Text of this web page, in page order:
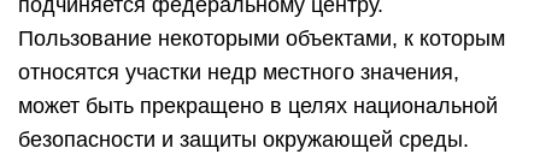
подчиняется федеральному центру.
Пользование некоторыми объектами, к которым
относятся участки недр местного значения,
может быть прекращено в целях национальной
безопасности и защиты окружающей среды.